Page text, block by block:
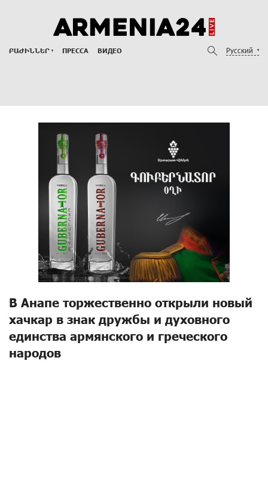
ԲԱԺԻՆՆԵՐ ПРЕССА ВИДЕО Русский
В Анапе торжественно открыли новый
хачкар в знак дружбы и духовного
единства армянского и греческого
народов